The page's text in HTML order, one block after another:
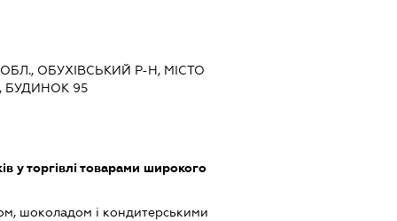
ОБУХІВСЬКИЙ Р-Н, МІСТО
БУДИНОК 95
у торгівлі товарами широкого
шоколадом і кондитерськими